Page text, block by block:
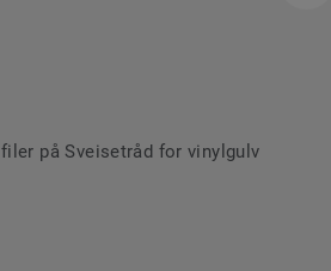
på Sveisetråd for vinylgulv